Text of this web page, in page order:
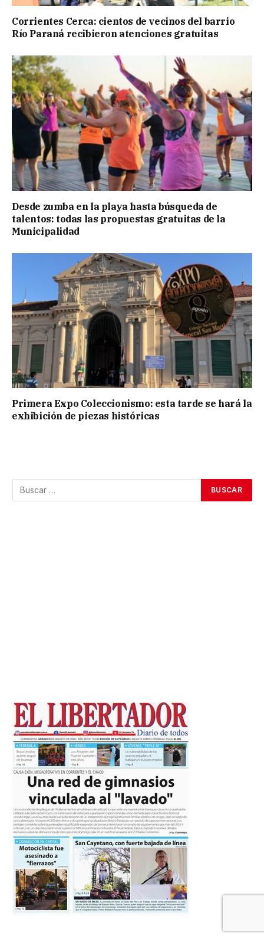
Corrientes Cerca: cientos de vecinos del barrio
Río Paraná recibieron atenciones gratuitas
Desde zumba en la playa hasta búsqueda de
talentos: todas las propuestas gratuitas de la
Municipalidad
Primera Expo Coleccionismo: esta tarde se hará la
exhibición de piezas históricas